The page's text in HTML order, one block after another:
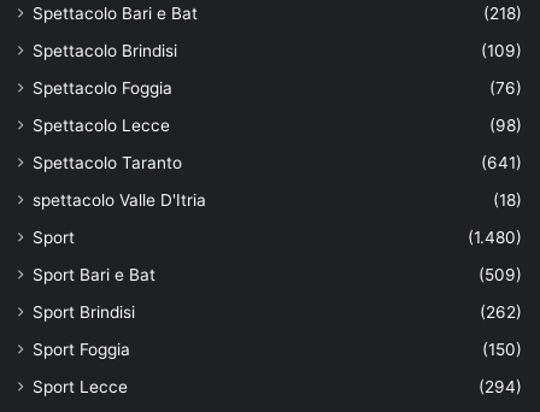
Spettacolo Bari e Bat
(218)
Spettacolo Brindisi
(109)
Spettacolo Foggia
(76)
Spettacolo Lecce
(98)
Spettacolo Taranto
(641)
spettacolo Valle D'Itria
(18)
Sport
(1.480)
Sport Bari e Bat
(509)
Sport Brindisi
(262)
Sport Foggia
(150)
Sport Lecce
(294)